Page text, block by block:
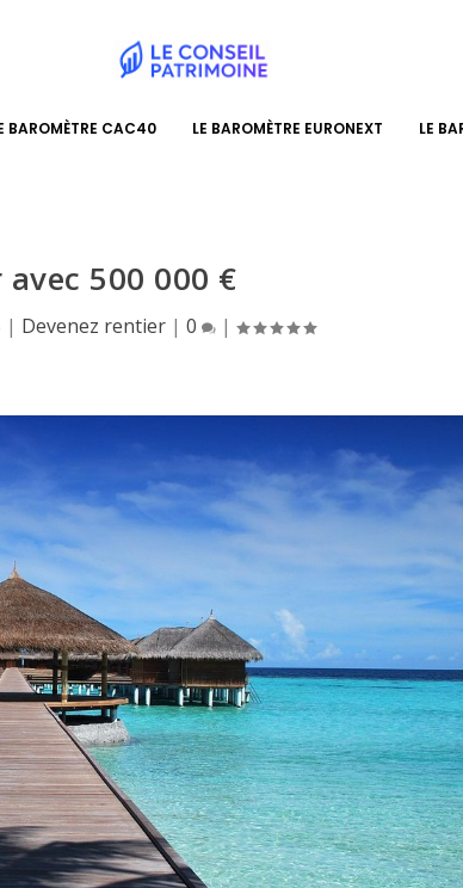
BAROMÈTRE CAC40 LE BAROMÈTRE EURONEXT LE
500 000 €
| Devenez rentier| 0 |